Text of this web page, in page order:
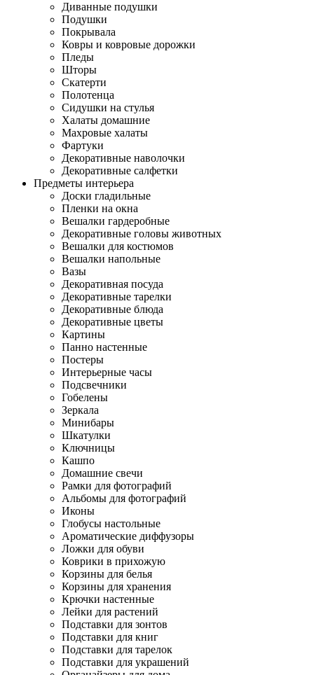
Диванные подушки
Подушки
Покрывала
Ковры и ковровые дорожки
Пледы
Шторы
Скатерти
Полотенца
Сидушки на стулья
Халаты домашние
Махровые халаты
Фартуки
Декоративные наволочки
Декоративные салфетки
Предметы интерьера
Доски гладильные
Пленки на окна
Вешалки гардеробные
Декоративные головы животных
Вешалки для костюмов
Вешалки напольные
Вазы
Декоративная посуда
Декоративные тарелки
Декоративные блюда
Декоративные цветы
Картины
Панно настенные
Постеры
Интерьерные часы
Подсвечники
Гобелены
Зеркала
Минибары
Шкатулки
Ключницы
Кашпо
Домашние свечи
Рамки для фотографий
Альбомы для фотографий
Иконы
Глобусы настольные
Ароматические диффузоры
Ложки для обуви
Коврики в прихожую
Корзины для белья
Корзины для хранения
Крючки настенные
Лейки для растений
Подставки для зонтов
Подставки для книг
Подставки для тарелок
Подставки для украшений